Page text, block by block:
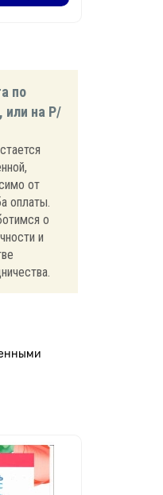
по
или на Р/
от
оплаты.
о
и